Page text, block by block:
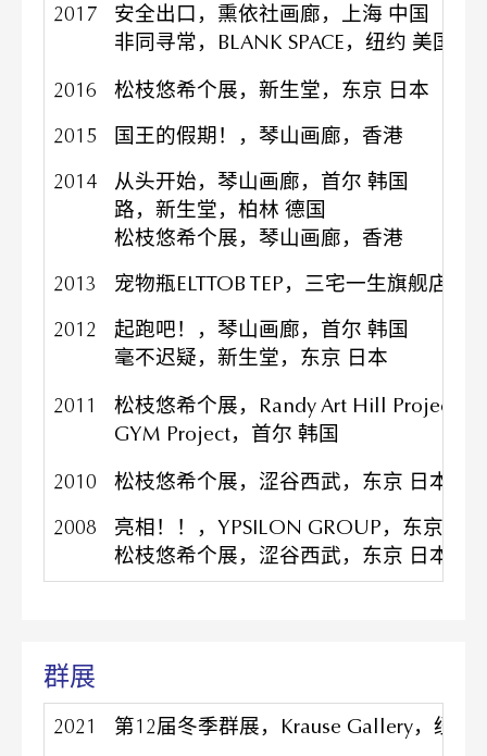
2017
安全出口，熏依社画廊，上海 中国
非同寻常，BLANK SPACE，纽约 美国
2016
松枝悠希个展，新生堂，东京 日本
2015
国王的假期！，琴山画廊，香港
2014
从头开始，琴山画廊，首尔 韩国
路，新生堂，柏林 德国
松枝悠希个展，琴山画廊，香港
2013
宠物瓶ELTTOB TEP，三宅一生旗舰店，
2012
起跑吧！，琴山画廊，首尔 韩国
毫不迟疑，新生堂，东京 日本
2011
松枝悠希个展，Randy Art Hill Project，
GYM Project，首尔 韩国
2010
松枝悠希个展，涩谷西武，东京 日本
2008
亮相！！，YPSILON GROUP，东京 日
松枝悠希个展，涩谷西武，东京 日本
群展
2021
第12届冬季群展，Krause Gallery，纽约